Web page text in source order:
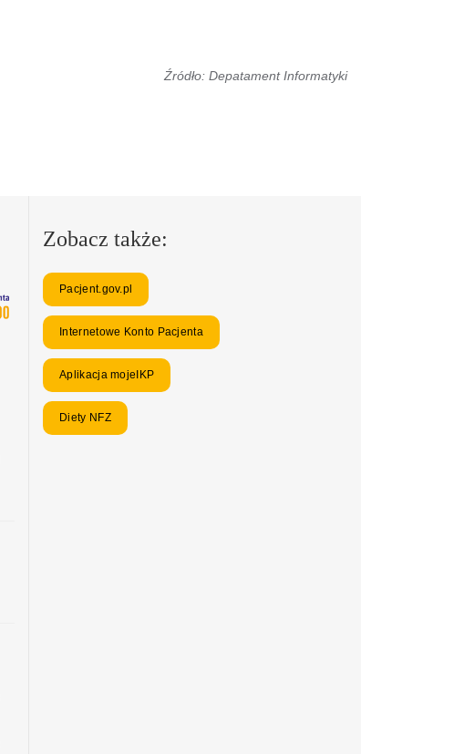
Źródło: Depatament Informatyki
Zobacz także:
Pacjent.gov.pl
Internetowe Konto Pacjenta
Aplikacja mojeIKP
Diety NFZ